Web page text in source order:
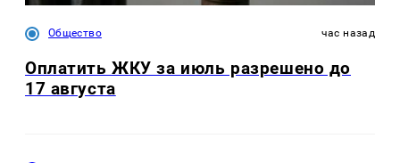
Общество час назад
Оплатить ЖКУ за июль разрешено до
17 августа